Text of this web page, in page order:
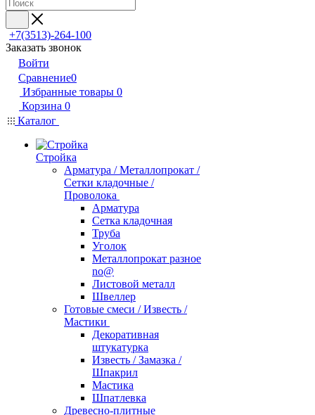
+7(3513)-264-100
Заказать звонок
Войти
Сравнение0
Избранные товары 0
Корзина 0
Каталог
Стройка
Арматура / Металлопрокат /
Сетки кладочные /
Проволока
Арматура
Сетка кладочная
Труба
Уголок
Металлопрокат разное
no@
Листовой металл
Швеллер
Готовые смеси / Известь /
Мастики
Декоративная
штукатурка
Известь / Замазка /
Шпакрил
Мастика
Шпатлевка
Древесно-плитные